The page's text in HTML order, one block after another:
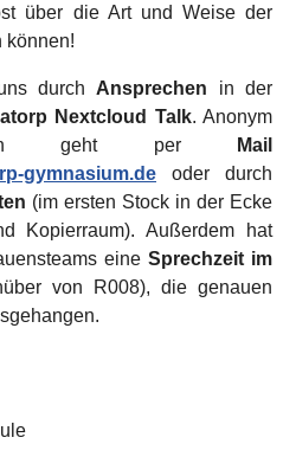
über die Art und Weise der
können!
durch Ansprechen in der
Nextcloud Talk. Anonym
geht per
Mail
gymnasium.de oder durch
(im ersten Stock in der Ecke
Kopierraum). Außerdem hat
eine Sprechzeit im
von R008), die genauen